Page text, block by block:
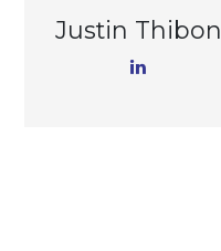
Justin Thibon